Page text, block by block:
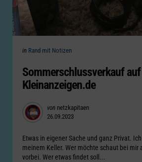
Categories
Posted
in Rand mit Notizen
Sommerschlussverkauf auf
Kleinanzeigen.de
Posted
by
von netzkapitaen
26.09.2023
Etwas in eigener Sache und ganz Privat.
meinem Keller. Wer möchte schaut bei mir
vorbei. Wer etwas findet soll...